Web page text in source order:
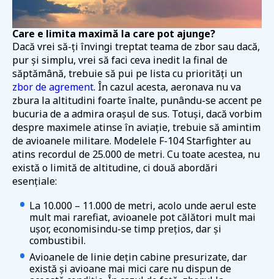
Care e limita maximă la care pot ajunge?
Dacă vrei să-ți învingi treptat teama de zbor sau dacă,
pur și simplu, vrei să faci ceva inedit la final de
săptămână, trebuie să pui pe lista cu priorități un
zbor de agrement. În cazul acesta, aeronava nu va
zbura la altitudini foarte înalte, punându-se accent pe
bucuria de a admira orașul de sus. Totuși, dacă vorbim
despre maximele atinse în aviație, trebuie să amintim
de avioanele militare. Modelele F-104 Starfighter au
atins recordul de 25.000 de metri. Cu toate acestea, nu
există o limită de altitudine, ci două abordări
esențiale:
La 10.000 – 11.000 de metri, acolo unde aerul este
mult mai rarefiat, avioanele pot călători mult mai
ușor, economisindu-se timp prețios, dar și
combustibil.
Avioanele de linie dețin cabine presurizate, dar
există și avioane mai mici care nu dispun de